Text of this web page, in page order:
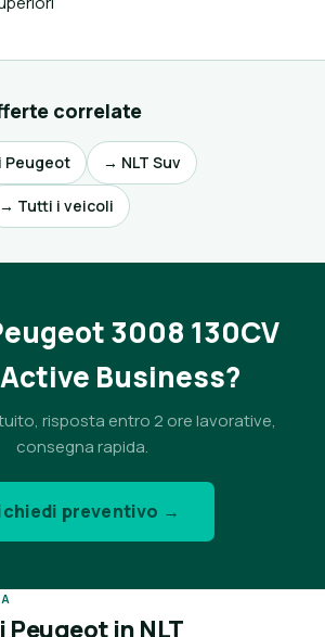
correlate
Peugeot → NLT Suv
→ Tutti i veicoli
3008 130CV
Active Business?
risposta entro 2 ore lavorative,
consegna rapida.
preventivo →
in NLT